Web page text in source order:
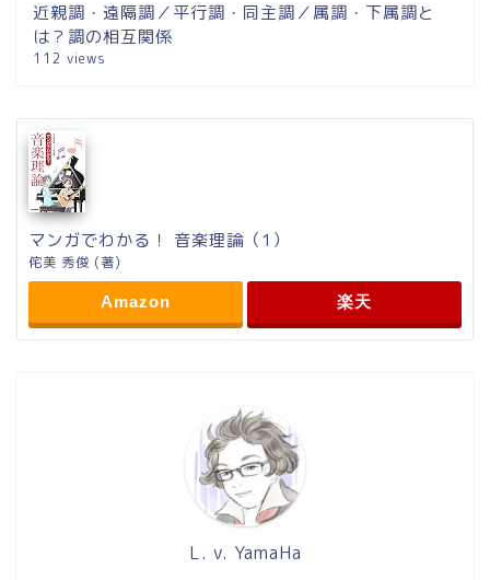
近親調・遠隔調／平行調・同主調／属調・下属調と
は？調の相互関係
112 views
マンガでわかる！ 音楽理論（1）
侘美 秀俊 (著)
Amazon 楽天
L. v. YamaHa